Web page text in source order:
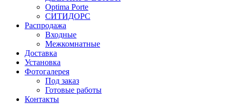
Optima Porte
СИТИДОРС
Распродажа
Входные
Межкомнатные
Доставка
Установка
Фотогалерея
Под заказ
Готовые работы
Контакты